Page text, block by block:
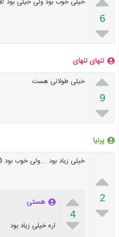
6

تنهای تنهای

9

خیلی طولانی هست
پرنیا

2

خیلی زیاد بود ….ولی خوب

4

هستی
اره خیلی زیاد بود